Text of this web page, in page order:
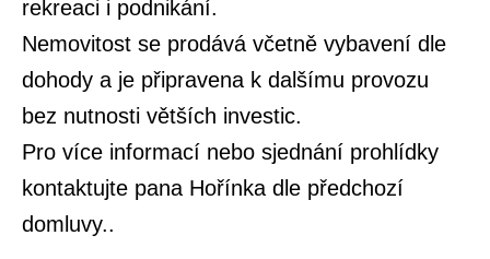
rekreaci i podnikání.
Nemovitost se prodává včetně vybavení dle
dohody a je připravena k dalšímu provozu
bez nutnosti větších investic.
Pro více informací nebo sjednání prohlídky
kontaktujte pana Hořínka dle předchozí
domluvy..